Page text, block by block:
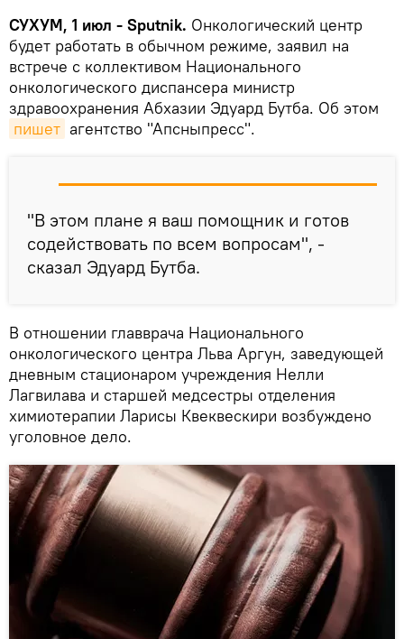
СУХУМ, 1 июл - Sputnik. Онкологический центр
будет работать в обычном режиме, заявил на
встрече с коллективом Национального
онкологического диспансера министр
здравоохранения Абхазии Эдуард Бутба. Об этом
пишет агентство "Апсныпресс".
"В этом плане я ваш помощник и готов
содействовать по всем вопросам", -
сказал Эдуард Бутба.
В отношении главврача Национального
онкологического центра Льва Аргун, заведующей
дневным стационаром учреждения Нелли
Лагвилава и старшей медсестры отделения
химиотерапии Ларисы Квеквескири возбуждено
уголовное дело.